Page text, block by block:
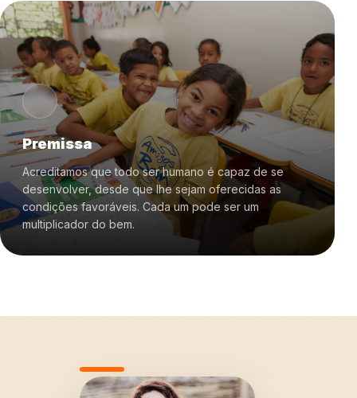
Premissa
Acreditamos que todo ser humano é capaz de se
desenvolver, desde que lhe sejam oferecidas as
condições favoráveis. Cada um pode ser um
multiplicador do bem.